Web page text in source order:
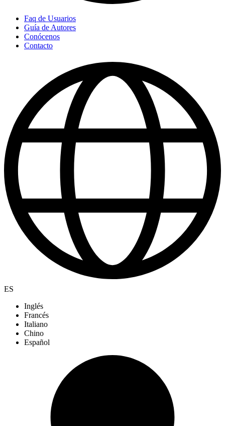
Faq de Usuarios
Guía de Autores
Conócenos
Contacto
ES
Inglés
Francés
Italiano
Chino
Español